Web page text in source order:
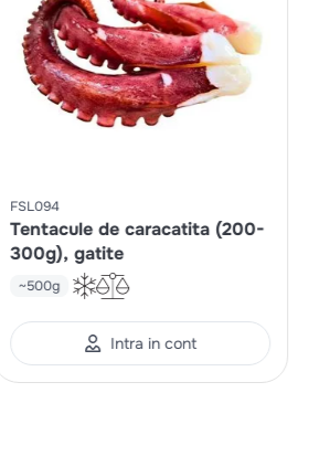
FSL094
Tentacule de caracatita (200-
300g), gatite
~500g
Intra in cont